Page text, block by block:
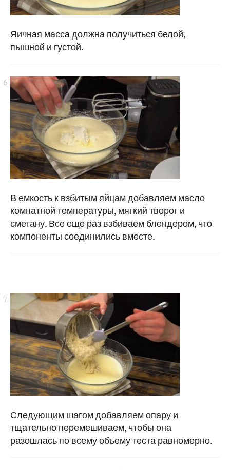
Яичная масса должна получиться белой,
пышной и густой.
В емкость к взбитым яйцам добавляем масло
комнатной температуры, мягкий творог и
сметану. Все еще раз взбиваем блендером, что
компоненты соединились вместе.
Следующим шагом добавляем опару и
тщательно перемешиваем, чтобы она
разошлась по всему объему теста равномерно.